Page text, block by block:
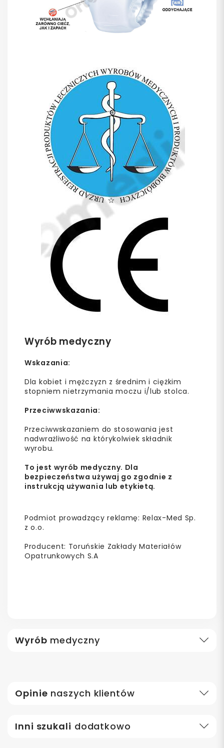
Wyrób medyczny
Wskazania:
Dla kobiet i mężczyzn z średnim i ciężkim
stopniem nietrzymania moczu i/lub stolca.
Przeciwwskazania:
Przeciwwskazaniem do stosowania jest
nadwrażliwość na którykolwiek składnik
wyrobu.
To jest wyrób medyczny. Dla
bezpieczeństwa używaj go zgodnie z
instrukcją używania lub etykietą.
Podmiot prowadzący reklamę: Relax-Med Sp.
z o.o.
Producent: Toruńskie Zakłady Materiałów
Opatrunkowych S.A
Wyrób medyczny
Opinie naszych klientów
Inni szukali dodatkowo